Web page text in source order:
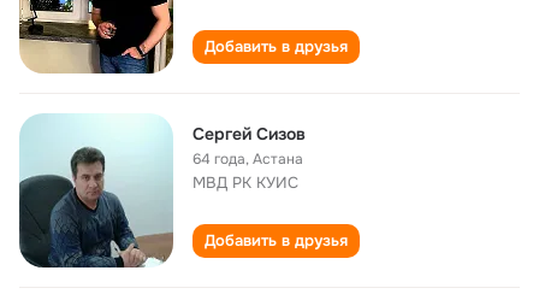
Добавить в друзья
Сергей Сизов
64 года,Астана
МВД РК КУИС
Добавить в друзья